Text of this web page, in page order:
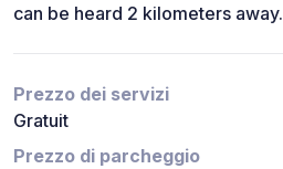
can be heard 2 kilometers away.
Prezzo dei servizi
Gratuit
Prezzo di parcheggio